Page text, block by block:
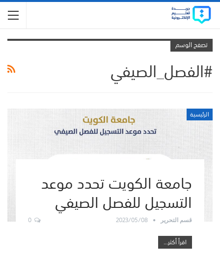
تصفح الوسم
#الفصل_الصيفي
الرئيسية
جامعة الكويت تحدد موعد
التسجيل للفصل الصيفي
قسم التحرير 2023/05/08
0
اقرأ أكثر...